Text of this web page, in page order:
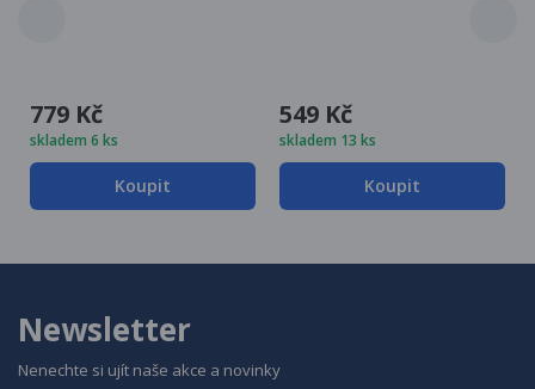
779 Kč
skladem 6 ks
Koupit
549 Kč
skladem 13 ks
Koupit
Newsletter
Nenechte si ujít naše akce a novinky